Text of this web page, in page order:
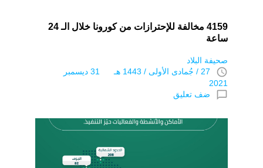
4159 مخالفة للإحترازات من كورونا خلال الـ 24
ساعة
صحيفة البلاد
access_time
27 / جُمادى اﻷولى / 1443 هـ 31 ديسمبر
2021
chat_bubble_outline ضف تعليق